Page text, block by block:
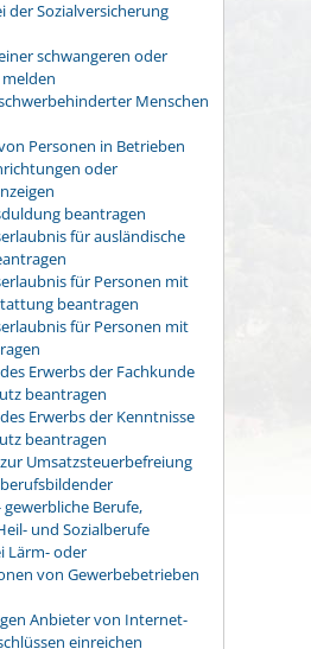
der Sozialversicherung
schwangeren oder
Menschen
Personen in Betrieben
oder
beantragen
für ausländische
für Personen mit
beantragen
für Personen mit
Erwerbs der Fachkunde
beantragen
Erwerbs der Kenntnisse
beantragen
Umsatzsteuerbefreiung
Berufe,
und Sozialberufe
Lärm- oder
von Gewerbebetrieben
Anbieter von Internet-
einreichen